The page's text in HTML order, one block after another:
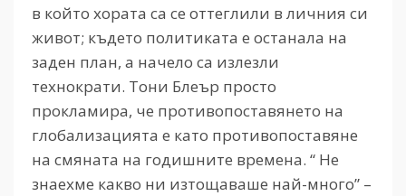
в който хората са се оттеглили в личния си
живот; където политиката е останала на
заден план, а начело са излезли
технократи. Тони Блеър просто
прокламира, че противопоставянето на
глобализацията е като противопоставяне
на смяната на годишните времена. “ Не
знаехме какво ни изтощаваше най-много” –